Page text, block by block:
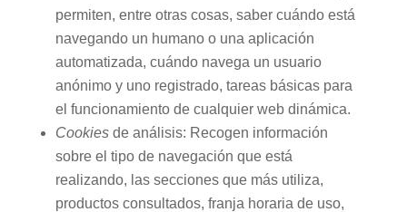
permiten, entre otras cosas, saber cuándo está
navegando un humano o una aplicación
automatizada, cuándo navega un usuario
anónimo y uno registrado, tareas básicas para
el funcionamiento de cualquier web dinámica.
Cookiesde análisis: Recogen información
sobre el tipo de navegación que está
realizando, las secciones que más utiliza,
productos consultados, franja horaria de uso,